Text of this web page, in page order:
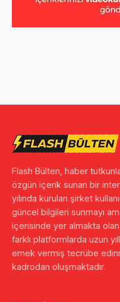
Flash Bülten, haber
özgün içerik sunan bir
yılında kurulan şirket
güncel bilgileri sunmayı
içerisinde yer almakta
farklı platformlarda uzun
emek vermiş tecrübe
kadrodan oluşmaktadır.